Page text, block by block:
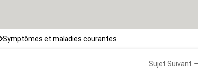
Symptômes et maladies courantes
Sujet Suivant